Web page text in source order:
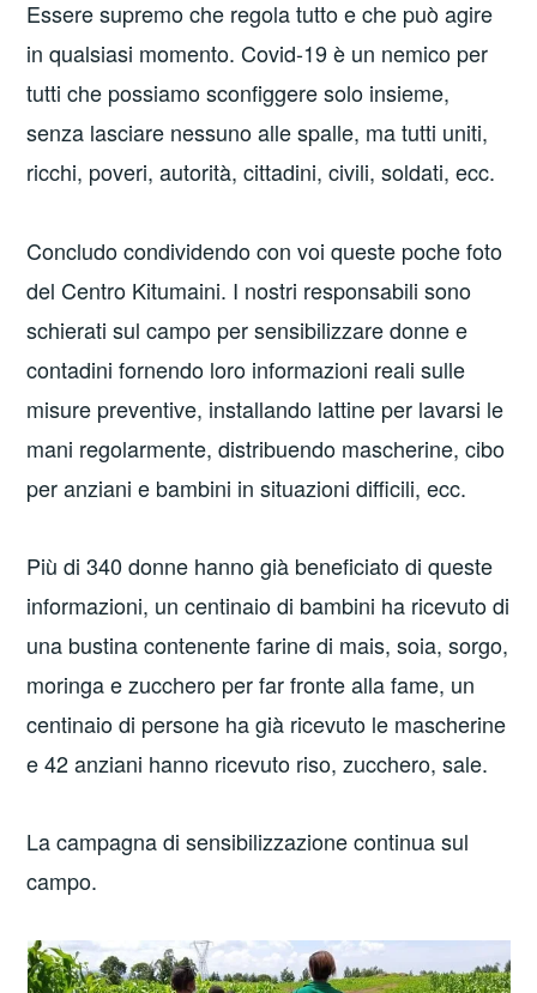
Essere supremo che regola tutto e che può agire
in qualsiasi momento. Covid-19 è un nemico per
tutti che possiamo sconfiggere solo insieme,
senza lasciare nessuno alle spalle, ma tutti uniti,
ricchi, poveri, autorità, cittadini, civili, soldati, ecc.
Concludo condividendo con voi queste poche foto
del Centro Kitumaini. I nostri responsabili sono
schierati sul campo per sensibilizzare donne e
contadini fornendo loro informazioni reali sulle
misure preventive, installando lattine per lavarsi le
mani regolarmente, distribuendo mascherine, cibo
per anziani e bambini in situazioni difficili, ecc.
Più di 340 donne hanno già beneficiato di queste
informazioni, un centinaio di bambini ha ricevuto di
una bustina contenente farine di mais, soia, sorgo,
moringa e zucchero per far fronte alla fame, un
centinaio di persone ha già ricevuto le mascherine
e 42 anziani hanno ricevuto riso, zucchero, sale.
La campagna di sensibilizzazione continua sul
campo.